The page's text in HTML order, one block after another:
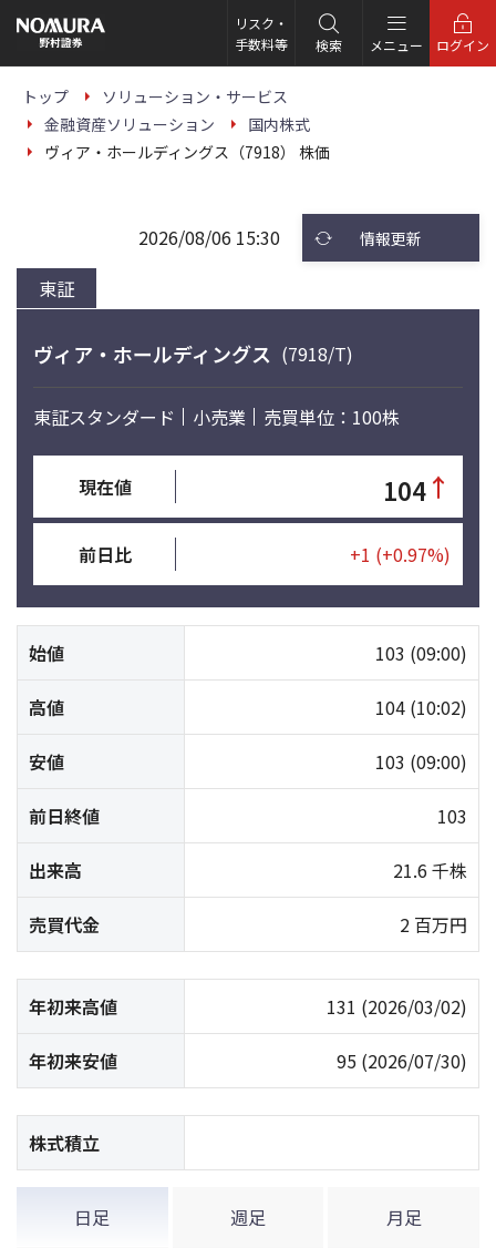
の
ー
リスク・
手数料等
検索 メニュー ログイン
トップ
ソリューション・サービス
金融資産ソリューション
国内株式
ヴィア・ホールディングス（7918） 株価
東証
2026/08/06 15:30 情報更新
ヴィア・ホールディングス (7918/T)
東証スタンダード 小売業 売買単位：100株
現在値 104↑
前日比 +1 (+0.97%)
始値 103 (09:00)
高値 104 (10:02)
安値 103 (09:00)
前日終値 103
出来高 21.6 千株
売買代金 2 百万円
年初来高値 131 (2026/03/02)
年初来安値 95 (2026/07/30)
株式積立
日足 週足 月足